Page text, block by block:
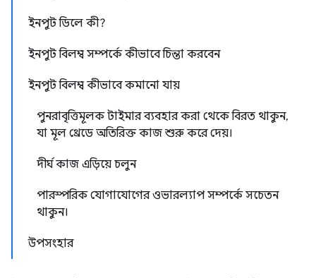
ইনপুট ডিলে কী?
ইনপুট বিলম্ব সম্পর্কে কীভাবে চিন্তা করবেন
ইনপুট বিলম্ব কীভাবে কমানো যায়
পুনরাবৃত্তিমূলক টাইমার ব্যবহার করা থেকে বিরত থাকুন,
যা মূল থ্রেডে অতিরিক্ত কাজ শুরু করে দেয়।
দীর্ঘ কাজ এড়িয়ে চলুন
পারস্পরিক যোগাযোগের ওভারল্যাপ সম্পর্কে সচেতন
থাকুন।
উপসংহার